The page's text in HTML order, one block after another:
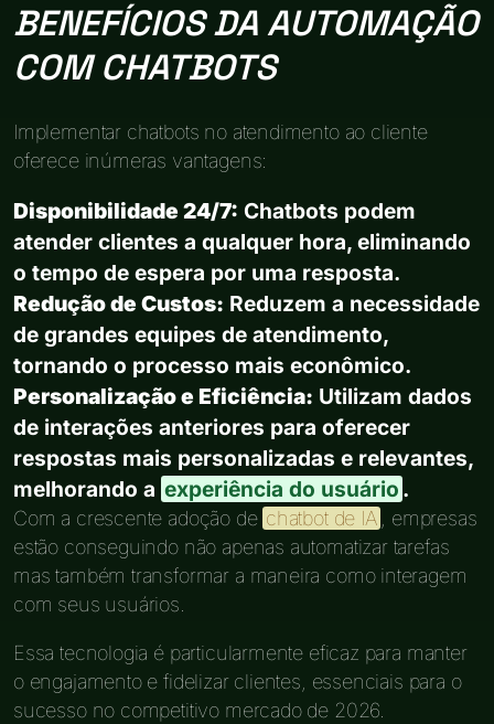
BENEFÍCIOS DA AUTOMAÇÃO
COM CHATBOTS
Implementar chatbots no atendimento ao cliente
oferece inúmeras vantagens:
Disponibilidade 24/7: Chatbots podem
atender clientes a qualquer hora, eliminando
o tempo de espera por uma resposta.
Redução de Custos: Reduzem a necessidade
de grandes equipes de atendimento,
tornando o processo mais econômico.
Personalização e Eficiência: Utilizam dados
de interações anteriores para oferecer
respostas mais personalizadas e relevantes,
melhorando a experiência do usuário .
Com a crescente adoção de chatbot de IA , empresas
estão conseguindo não apenas automatizar tarefas
mas também transformar a maneira como interagem
com seus usuários.
Essa tecnologia é particularmente eficaz para manter
o engajamento e fidelizar clientes, essenciais para o
sucesso no competitivo mercado de 2026.